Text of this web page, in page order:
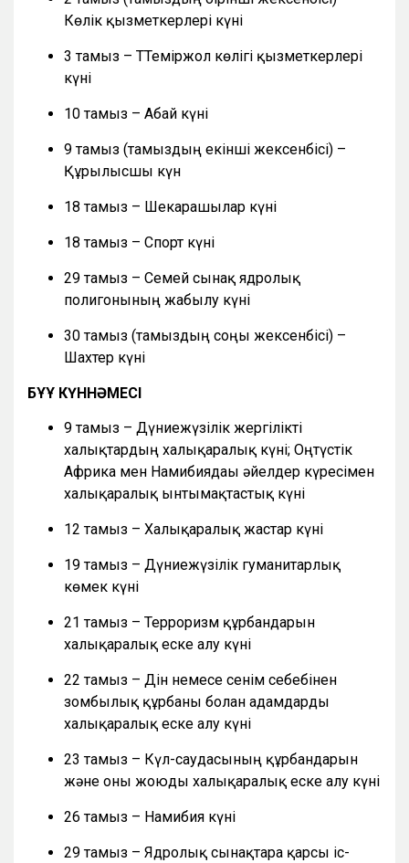
Көлік қызметкерлері күні
3 тамыз – ТТеміржол көлігі қызметкерлері
күні
10 тамыз – Абай күні
9 тамыз (тамыздың екінші жексенбісі) –
Құрылысшы күн
18 тамыз – Шекарашылар күні
18 тамыз – Спорт күні
29 тамыз – Семей сынақ ядролық
полигонының жабылу күні
30 тамыз (тамыздың соңғы жексенбісі) –
Шахтер күні
БҰҰ КҮННӘМЕСІ
9 тамыз – Дүниежүзілік жергілікті
халықтардың халықаралық күні; Оңтүстік
Африка мен Намибиядағы әйелдер күресімен
халықаралық ынтымақтастық күні
12 тамыз – Халықаралық жастар күні
19 тамыз – Дүниежүзілік гуманитарлық
көмек күні
21 тамыз – Терроризм құрбандарын
халықаралық еске алу күні
22 тамыз – Дін немесе сенім себебінен
зомбылық құрбаны болған адамдарды
халықаралық еске алу күні
23 тамыз – Күл-саудасының құрбандарын
және оны жоюды халықаралық еске алу күні
26 тамыз – Намибия күні
29 тамыз – Ядролық сынақтарға қарсы іс-